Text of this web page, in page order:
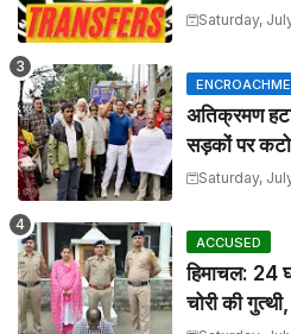
Saturday,
अतिक्रमण
सड़कों पर
Saturday,
ACCUSED
हिमाचल: 24
चोरी की